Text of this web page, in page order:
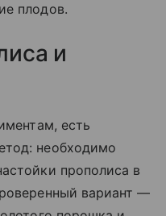
плодов.
и
есть
необходимо
прополиса в
вариант —